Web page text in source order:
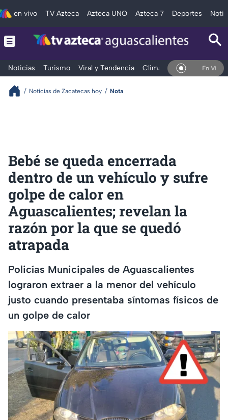
en vivo TV Azteca Azteca UNO Azteca 7 Deportes
Noticias Turismo Viral y Tendencia Clima Deportes En Vivo
Noticias de Zacatecas hoy Nota
Bebé se queda encerrada
dentro de un vehículo y sufre
golpe de calor en
Aguascalientes; revelan la
razón por la que se quedó
atrapada
Policías Municipales de Aguascalientes
lograron extraer a la menor del vehículo
justo cuando presentaba síntomas físicos de
un golpe de calor